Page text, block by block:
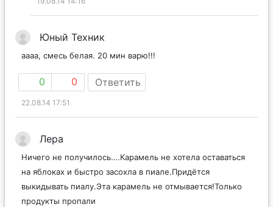
Юный Техник
аааа, смесь белая. 20 мин варю!!!
0 0 Ответить
22.08.14 17:51
Лера
Ничего не получилось….Карамель не хотела оставаться
на яблоках и быстро засохла в пиале.Придётся
выкидывать пиалу.Эта карамель не отмывается!Только
продукты пропали